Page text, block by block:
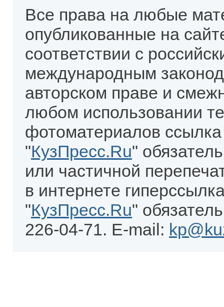
Все права на любые
опубликованные на
соответствии с
международным
авторском праве и
любом использовании
фотоматериалов
"КузПресс.Ru"
или частичной
в интернете
"КузПресс.Ru"
226-04-71. E-mail: